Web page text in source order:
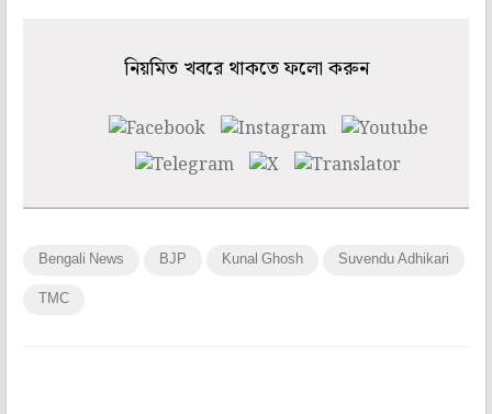
নিয়মিত খবরে থাকতে ফলো করুন
Bengali News BJP Kunal Ghosh Suvendu Adhikari
TMC